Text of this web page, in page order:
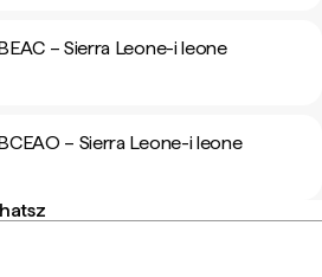
– Sierra Leone-i leone
– Sierra Leone-i leone